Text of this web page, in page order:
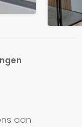
aan